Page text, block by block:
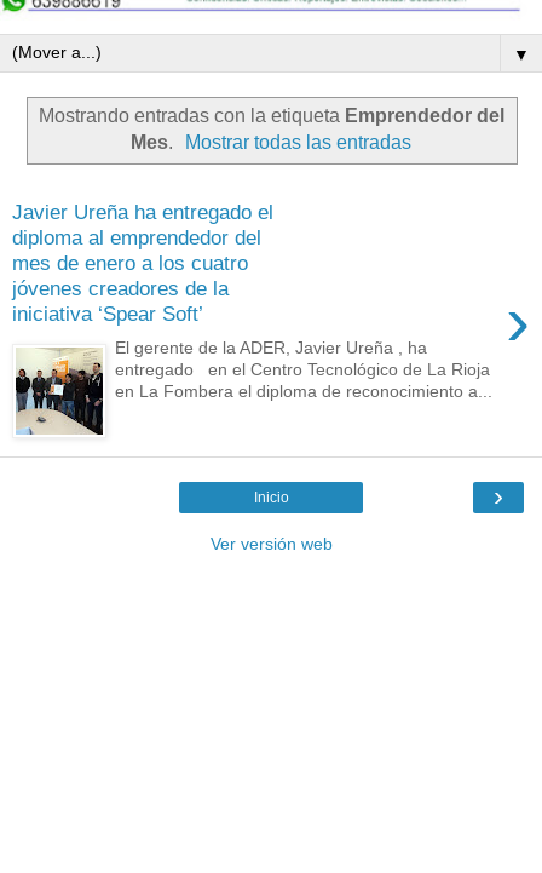
▼
Mostrando entradas con la etiqueta Emprendedor del
Mes. Mostrar todas las entradas
Javier Ureña ha entregado el
diploma al emprendedor del
mes de enero a los cuatro
jóvenes creadores de la
iniciativa ‘Spear Soft’
›
El gerente de la ADER, Javier Ureña , ha
entregado en el Centro Tecnológico de La Rioja
en La Fombera el diploma de reconocimiento a...
›
Inicio
Ver versión web